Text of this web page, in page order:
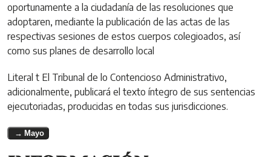
oportunamente a la ciudadanía de las resoluciones que
adoptaren, mediante la publicación de las actas de las
respectivas sesiones de estos cuerpos colegioados, así
como sus planes de desarrollo local
Literal t El Tribunal de lo Contencioso Administrativo,
adicionalmente, publicará el texto íntegro de sus sentencias
ejecutoriadas, producidas en todas sus jurisdicciones.
Mayo